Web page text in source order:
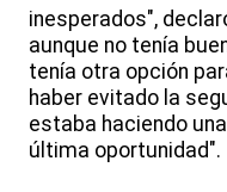
inesperados",
aunque no tenía
tenía otra opción
haber evitado la
estaba haciendo
última oportunidad".